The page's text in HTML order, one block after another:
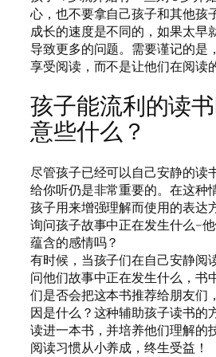
心，也不要拿自己孩子和其他孩
成长的速度是不同的，如果太早
导致更多的问题。需要谨记的是
享受阅读，而不是让他们在阅读
孩子能流利的读
意些什么？
尽管孩子已经可以自己安静的读
给你听仍是非常重要的。在这种
孩子用来增强理解而使用的表达
询问孩子故事中正在发生什么–
蕴含的感情吗？
有时候，当孩子们在自己安静阅
问他们故事中正在发生什么，书
们是否会把这本书推荐给朋友们
因是什么？这种辅助孩子读书的
读进一本书，并培养他们理解的技
阅读习惯从小养成，终生受益！